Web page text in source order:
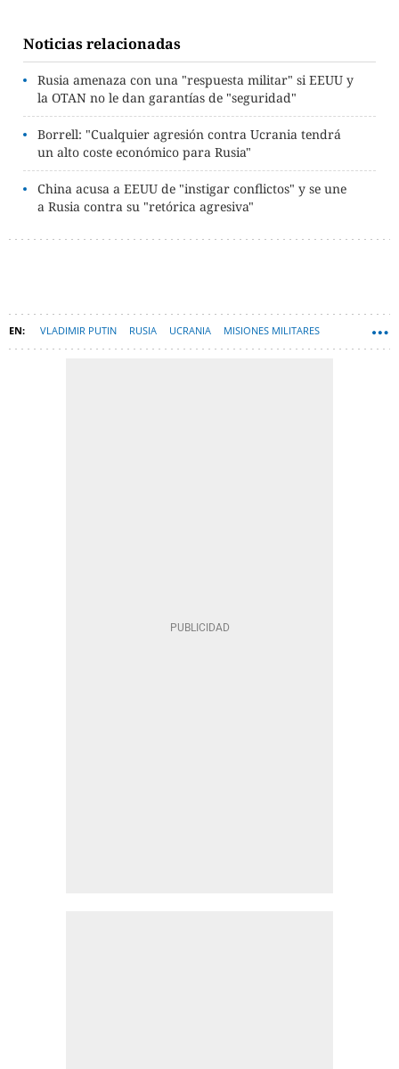
Noticias relacionadas
Rusia amenaza con una "respuesta militar" si EEUU y
la OTAN no le dan garantías de "seguridad"
Borrell: "Cualquier agresión contra Ucrania tendrá
un alto coste económico para Rusia"
China acusa a EEUU de "instigar conflictos" y se une
a Rusia contra su "retórica agresiva"
VLADIMIR PUTIN RUSIA UCRANIA MISIONES MILITARES